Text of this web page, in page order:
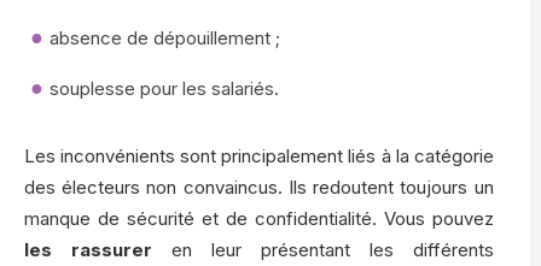
absence de dépouillement ;
souplesse pour les salariés.
Les inconvénients sont principalement liés à la catégorie
des électeurs non convaincus. Ils redoutent toujours un
manque de sécurité et de confidentialité. Vous pouvez
les rassurer en leur présentant les différents